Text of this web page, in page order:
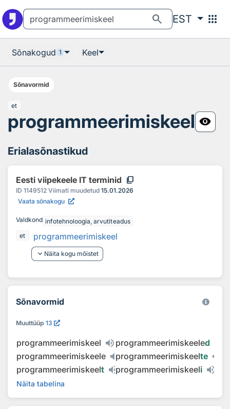
search EST apps
Sõnakogud 1 Keel
Sõnavormid
et
programmeerimiskeel visibility
Erialasõnastikud
Eesti viipekeele IT terminid content_copy
ID 1149512 Viimati muudetud 15.01.2026
Vaata sõnakogu
Valdkond infotehnoloogia, arvutiteadus
et
programmeerimiskeel
keyboard_arrow_down Näita kogu mõistet
Sõnavormid
Muuttüüp 13
programmeerimiskeel programmeerimiskeeled
programmeerimiskeele
programmeerimiskeelte
programmeerimiskeelt programmeerimiskeeli
Näita tabelina